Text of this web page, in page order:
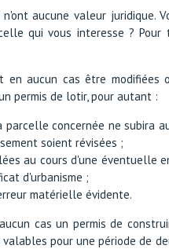
des collectes
bien-être animal
des frelons asiatique
aucune valeur juridique.
qui vous interesse ? Pour
en aucun cas être modifiées
permis de lotir, pour autant :
concernée ne subira
soient révisées ;
au cours d'une éventuelle
d'urbanisme ;
matérielle évidente.
cas un permis de
pour une période de